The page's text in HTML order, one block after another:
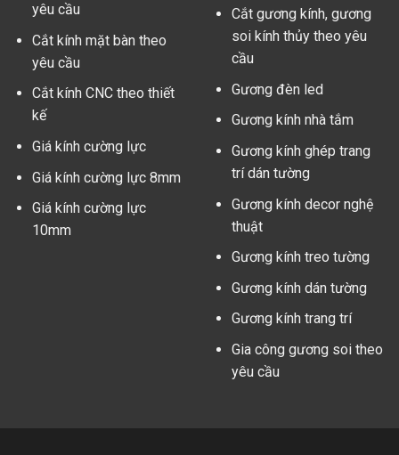
yêu cầu
Cắt kính mặt bàn theo
yêu cầu
Cắt kính CNC theo thiết
kế
Giá kính cường lực
Giá kính cường lực 8mm
Giá kính cường lực
10mm
Cắt gương kính, gương
soi kính thủy theo yêu
cầu
Gương đèn led
Gương kính nhà tắm
Gương kính ghép trang
trí dán tường
Gương kính decor nghệ
thuật
Gương kính treo tường
Gương kính dán tường
Gương kính trang trí
Gia công gương soi theo
yêu cầu